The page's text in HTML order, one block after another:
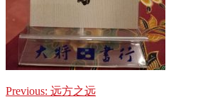
Previous: 远方之远